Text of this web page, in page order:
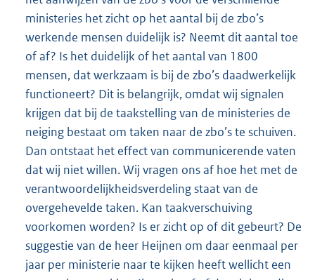
ministeries het zicht op het aantal bij de zbo’s
werkende mensen duidelijk is? Neemt dit aantal toe
of af? Is het duidelijk of het aantal van 1800
mensen, dat werkzaam is bij de zbo’s daadwerkelijk
functioneert? Dit is belangrijk, omdat wij signalen
krijgen dat bij de taakstelling van de ministeries de
neiging bestaat om taken naar de zbo’s te schuiven.
Dan ontstaat het effect van communicerende vaten
dat wij niet willen. Wij vragen ons af hoe het met de
verantwoordelijkheidsverdeling staat van de
overgehevelde taken. Kan taakverschuiving
voorkomen worden? Is er zicht op of dit gebeurt? De
suggestie van de heer Heijnen om daar eenmaal per
jaar per ministerie naar te kijken heeft wellicht een